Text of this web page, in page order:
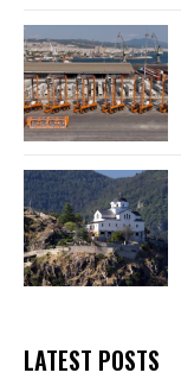
LATEST POSTS